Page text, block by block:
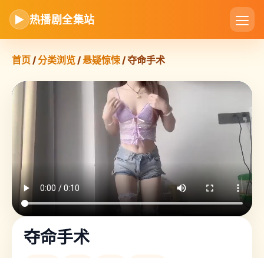
▶ 热播剧全集站
首页/分类浏览/悬疑惊悚/ 夺命手术
夺命手术